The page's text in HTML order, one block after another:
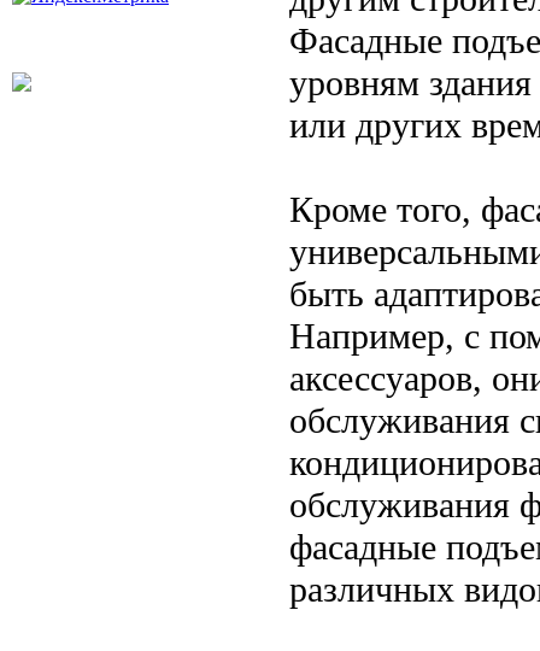
Фасадные
уровням
или других
Кроме того,
быть
Например, с
аксессуаров,
обслуживания
обслуживания
фасадные
различных